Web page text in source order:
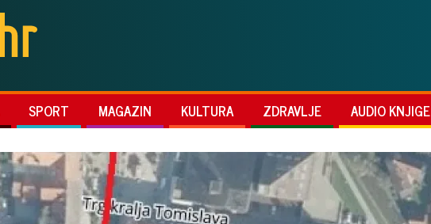
SPORT MAGAZIN KULTURA ZDRAVLJE AUDIO KNJIGE